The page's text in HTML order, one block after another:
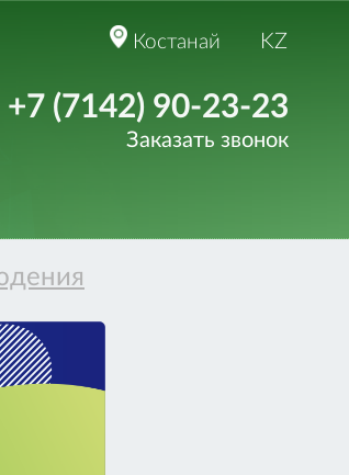
Костанай KZ
+7 (7142) 90-23-23
Заказать звонок